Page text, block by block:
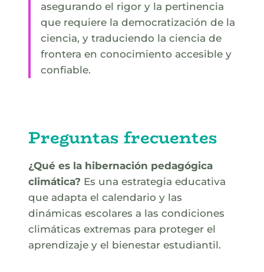
asegurando el rigor y la pertinencia
que requiere la democratización de la
ciencia, y traduciendo la ciencia de
frontera en conocimiento accesible y
confiable.
Preguntas frecuentes
¿Qué es la hibernación pedagógica
climática? Es una estrategia educativa
que adapta el calendario y las
dinámicas escolares a las condiciones
climáticas extremas para proteger el
aprendizaje y el bienestar estudiantil.